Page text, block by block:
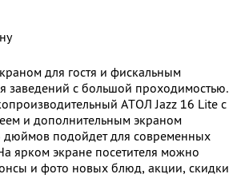
для гостя и фискальным
заведений с большой проходимостью.
АТОЛ Jazz 16 Lite с
и дополнительным экраном
дюймов подойдет для современных
ярком экране посетителя можно
и фото новых блюд, акции, скидки